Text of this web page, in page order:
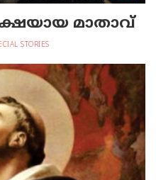
മാതാവ്
STORIES